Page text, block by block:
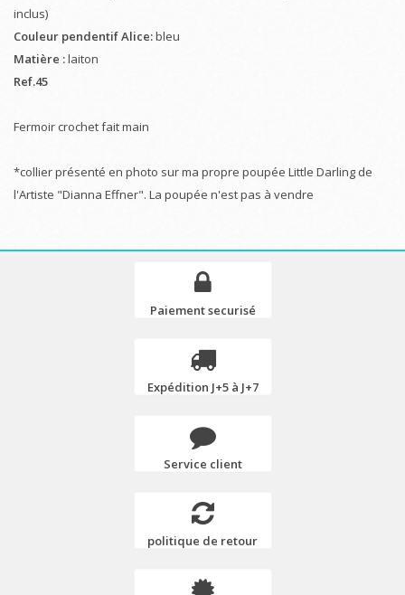
inclus)
Couleur pendentif Alice:bleu
Matière :laiton
Ref.45
Fermoir crochet fait main
*collier présenté en photo sur ma propre poupée Little Darling de
l'Artiste "Dianna Effner". La poupée n'est pas à vendre
Paiement securisé
Expédition J+5 à J+7
Service client
politique de retour